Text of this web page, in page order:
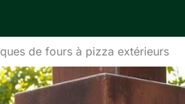
de fours à pizza extérieurs